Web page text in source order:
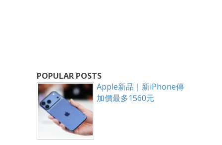
POPULAR POSTS
Apple新品｜新iPhone傳
加價最多1560元